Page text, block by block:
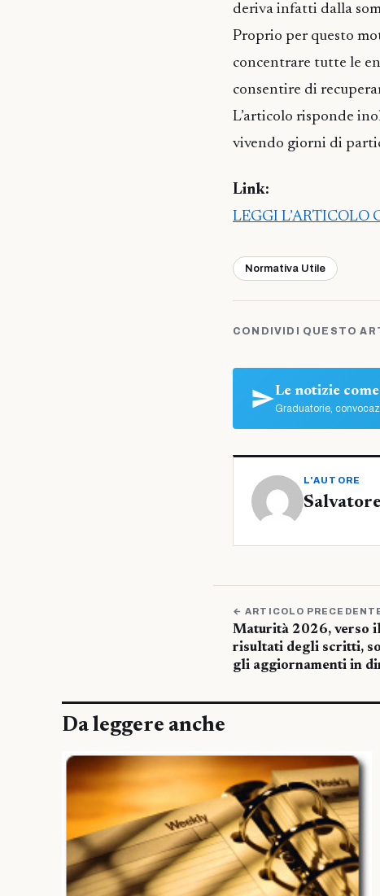
deriva infatti dalla
Proprio per questo
concentrare tutte le
consentire di
L’articolo risponde
vivendo giorni di
Link:
LEGGI L’ARTICOLO
Normativa Utile
CONDIVIDI QUESTO
Le notizie
Graduatorie,
L'AUTORE
← ARTICOLO
Maturità 2026, verso
risultati degli scritti,
gli aggiornamenti in
Da leggere anche